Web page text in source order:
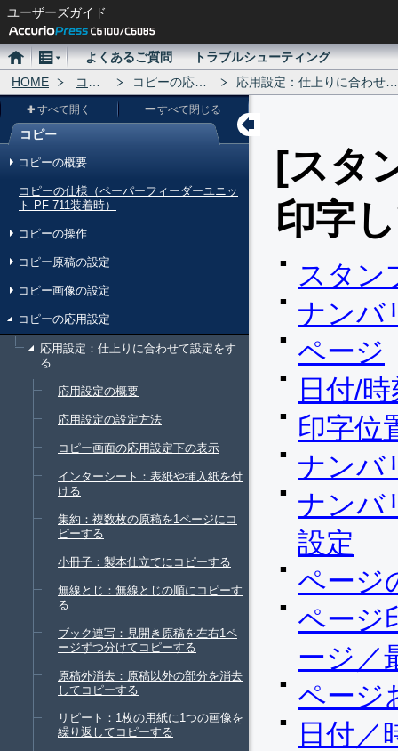
ユーザーズガイド
ホ
ー
メ
ニ
ュ
ー
よくあるご質問
トラブルシューティング
HOME
コピー コピーの応用設定 応用設定：仕上りに合わせて設定をする
メ
ー
コピー
すべて開く すべて閉じる
コピーの概要
コピーの仕様（ペーパーフィーダーユニッ
ト PF-711装着時）
コピーの操作
コピー原稿の設定
コピー画像の設定
コピーの応用設定
応用設定：仕上りに合わせて設定をす
る
応用設定の概要
応用設定の設定方法
コピー画面の応用設定下の表示
インターシート：表紙や挿入紙を付
ける
集約：複数枚の原稿を1ページにコ
ピーする
小冊子：製本仕立てにコピーする
無線とじ：無線とじの順にコピーす
る
ブック連写：見開き原稿を左右1ペ
ージずつ分けてコピーする
原稿外消去：原稿以外の部分を消去
してコピーする
リピート：1枚の用紙に1つの画像を
繰り返してコピーする
スタ
印字
スタン
ナンバ
ページ
日付/
印字位
ナンバ
ナンバ
設定
ページ
ページ
ージ／
ページ
日付／